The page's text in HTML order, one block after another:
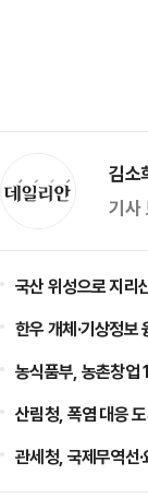
김
기사
국산 위성으로 지리
한우 개체·기상정
농식품부, 농촌창업
산림청, 폭염 대응
관세청, 국제무역선